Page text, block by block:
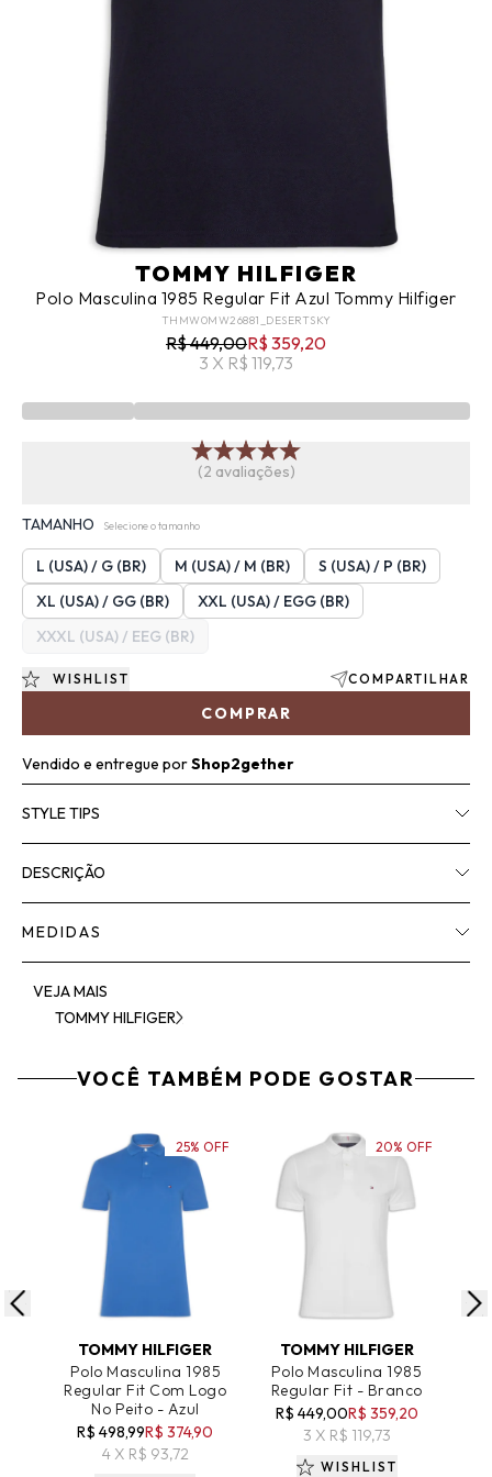
TOMMY HILFIGER
Polo Masculina 1985 Regular Fit Azul Tommy Hilfiger
THMW0MW26881_DESERTSKY
R$ 449,00R$ 359,20
3 X R$ 119,73
(2 avaliações)
TAMANHO Selecione o tamanho
L (USA) / G (BR) M (USA) / M (BR)
S (USA) / P (BR)
XL (USA) / GG (BR)
XXL (USA) / EGG (BR)
XXXL (USA) / EEG (BR)
COMPRAR
WISHLIST COMPARTILHAR
Vendido e entregue porShop2gether
STYLE TIPS
DESCRIÇÃO
MEDIDAS
VEJA MAIS
TOMMY HILFIGER
VOCÊ TAMBÉM PODE GOSTAR
ADICIONAR AO CARRINHO
TOMMY HILFIGER
Polo Masculina 1985
Regular Fit Com Logo
No Peito - Azul
R$ 498,99R$ 374,90
4 X R$ 93,72
25% OFF
ADICIONAR AO CARRINHO
TOMMY HILFIGER
Polo Masculina 1985
Regular Fit - Branco
R$ 449,00R$ 359,20
3 X R$ 119,73
20% OFF
WISHLIST